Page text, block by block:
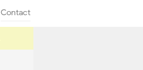
Contact